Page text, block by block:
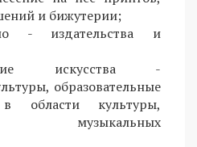
и бижутерии;
- издательства и
искусства -
образовательные
в области культуры,
музыкальных